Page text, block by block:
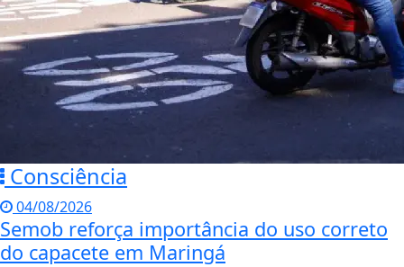
Consciência
04/08/2026
Semob reforça importância do uso correto
do capacete em Maringá